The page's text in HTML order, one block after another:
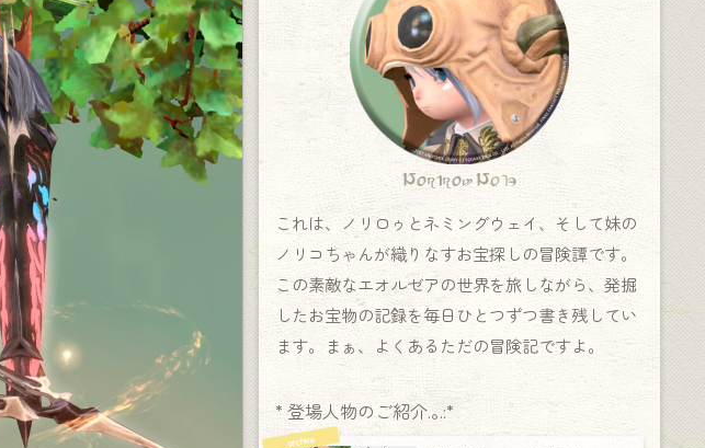
Norirow Note
これは、ノリロゥとネミングウェイ、そして妹の
ノリコちゃんが織りなすお宝探しの冒険譚です。
この素敵なエオルゼアの世界を旅しながら、発掘
したお宝物の記録を毎日ひとつずつ書き残してい
ます。まぁ、よくあるただの冒険記ですよ。
* 登場人物のご紹介.｡.:*